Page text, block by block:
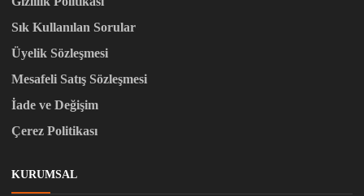
Sık Kullanılan Sorular
Üyelik Sözleşmesi
Mesafeli Satış Sözleşmesi
İade ve Değişim
Çerez Politikası
KURUMSAL